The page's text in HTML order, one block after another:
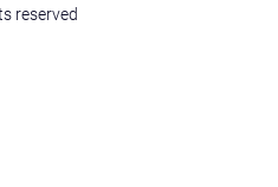
reserved